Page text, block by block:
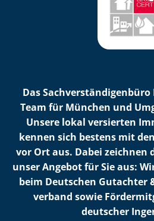
Das
Team für München und
Unsere lokal versierten
kennen sich bestens mit
vor Ort aus. Dabei zeichnen
unser Angebot für Sie aus:
beim Deutschen Gutachter
ver­band sowie
deutscher